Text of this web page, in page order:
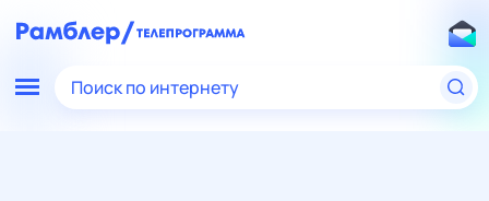
Поиск по интернету